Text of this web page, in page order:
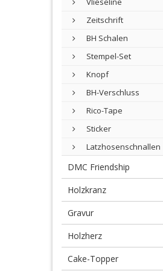
Zeitschrift
BH Schalen
Stempel-Set
Knopf
BH-Verschluss
Rico-Tape
Sticker
Latzhosenschnallen
DMC Friendship
Holzkranz
Gravur
Holzherz
Cake-Topper